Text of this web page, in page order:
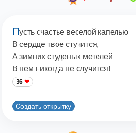
Пусть счастье веселой капелью
В сердце твое стучится,
А зимних студеных метелей
В нем никогда не случится!
36
Создать открытку